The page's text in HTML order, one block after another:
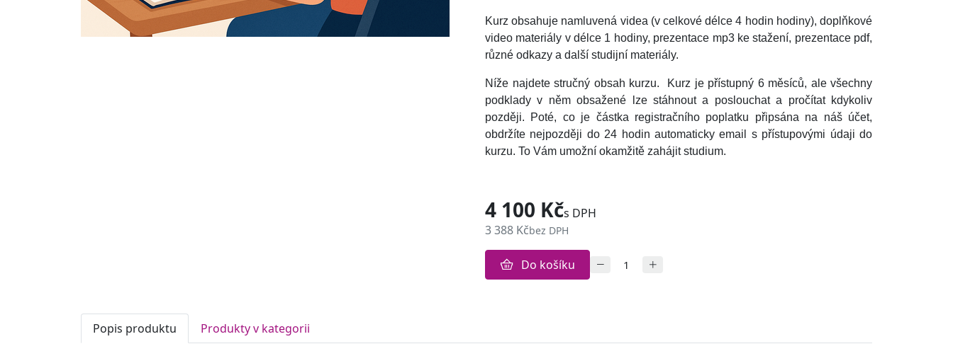
Kurz obsahuje namluvená videa (v celkové délce 4 hodin hodiny), doplňkové
video materiály v délce 1 hodiny, prezentace mp3 ke stažení, prezentace pdf,
různé odkazy a další studijní materiály.
Níže najdete stručný obsah kurzu. Kurz je přístupný 6 měsíců, ale všechny
podklady v něm obsažené lze stáhnout a poslouchat a pročítat kdykoliv
později. Poté, co je částka registračního poplatku připsána na náš účet,
obdržíte nejpozději do 24 hodin automaticky email s přístupovými údaji do
kurzu. To Vám umožní okamžitě zahájit studium.
4 100 Kčs DPH
3 388 Kčbez DPH
Do košíku
Popis produktu Produkty v kategorii